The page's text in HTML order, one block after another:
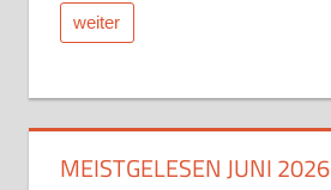
weiter
MEISTGELESEN JUNI 2026